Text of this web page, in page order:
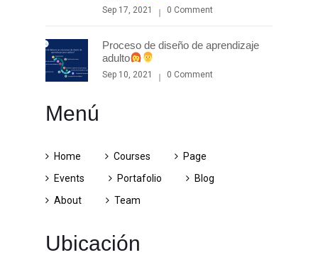
Sep 17, 2021 0 Comment
Proceso de diseño de aprendizaje
adulto
Sep 10, 2021 0 Comment
Menú
Home Courses
Page
Events
Portafolio
Blog
About
Team
Ubicación